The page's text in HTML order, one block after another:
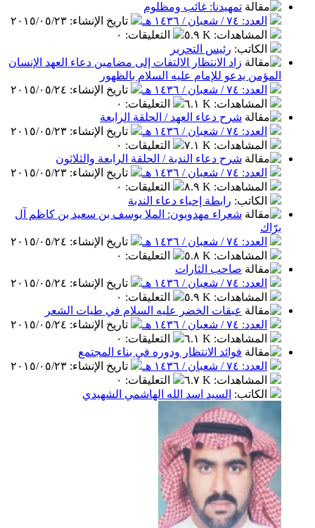
تمهيدنا: غائب ومظلوم
العدد: ٧٤ / شعبان / ١٤٣٦ هـ
تاريخ الإنشاء: ٢٠١٥/٠٥/٢٣
المشاهدات: ٥.٩ K التعليقات: ٠
الكاتب: رئيس التحرير
زاد الانتظار الالتفات إلى مضامين دعاء العهد الإنسان
المؤمن يدعو للإمام عليه السلام بالظهور
العدد: ٧٤ / شعبان / ١٤٣٦ هـ
تاريخ الإنشاء: ٢٠١٥/٠٥/٢٤
المشاهدات: ٦.١ K التعليقات: ٠
شرح دعاء العهد / الحلقة الرابعة
العدد: ٧٤ / شعبان / ١٤٣٦ هـ
تاريخ الإنشاء: ٢٠١٥/٠٥/٢٣
المشاهدات: ٧.١ K التعليقات: ٠
شرح دعاء الندبة / الحلقة الرابعة والثلاثون
العدد: ٧٤ / شعبان / ١٤٣٦ هـ
تاريخ الإنشاء: ٢٠١٥/٠٥/٢٣
المشاهدات: ٨.٩ K التعليقات: ٠
الكاتب: رابطة إحياء دعاء الندبة
شعراء مهدويون: الملا يوسف بن سعيد بن كاظم آل
برّاك
العدد: ٧٤ / شعبان / ١٤٣٦ هـ
تاريخ الإنشاء: ٢٠١٥/٠٥/٢٤
المشاهدات: ٥.٨ K التعليقات: ٠
صاحب الثارات
العدد: ٧٤ / شعبان / ١٤٣٦ هـ
تاريخ الإنشاء: ٢٠١٥/٠٥/٢٤
المشاهدات: ٥.٩ K التعليقات: ٠
عبقات الخضر عليه السلام في طيات الشعر
العدد: ٧٤ / شعبان / ١٤٣٦ هـ
تاريخ الإنشاء: ٢٠١٥/٠٥/٢٤
المشاهدات: ٦.١ K التعليقات: ٠
فوائد الانتظار ودوره في بناء المجتمع
العدد: ٧٤ / شعبان / ١٤٣٦ هـ
تاريخ الإنشاء: ٢٠١٥/٠٥/٢٣
المشاهدات: ٦.٧ K التعليقات: ٠
الكاتب: السيد اسد الله الهاشمي الشهيدي